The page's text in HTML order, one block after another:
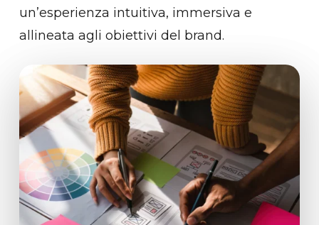
un’esperienza intuitiva, immersiva e
allineata agli obiettivi del brand.